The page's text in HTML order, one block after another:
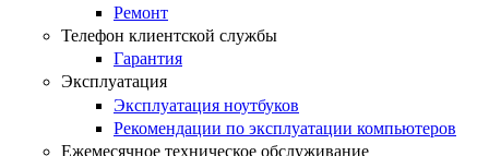
Ремонт
Телефон клиентской службы
Гарантия
Эксплуатация
Эксплуатация ноутбуков
Рекомендации по эксплуатации компьютеров
Ежемесячное техническое обслуживание